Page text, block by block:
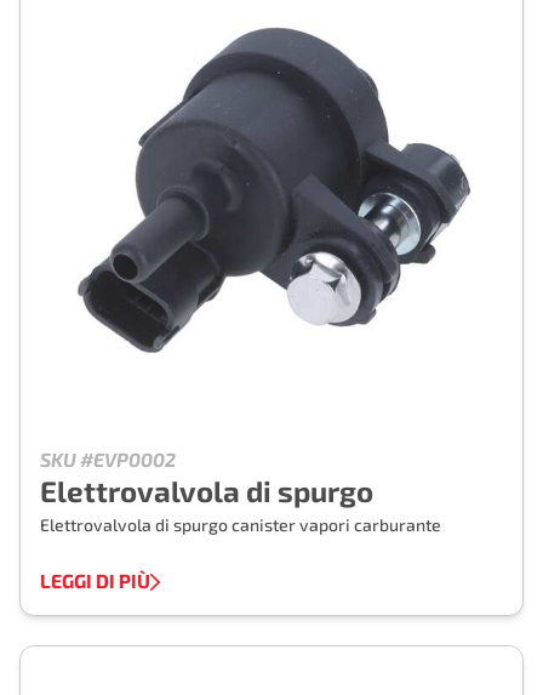
SKU #EVP0002
Elettrovalvola di spurgo
Elettrovalvola di spurgo canister vapori carburante
LEGGI DI PIÙ